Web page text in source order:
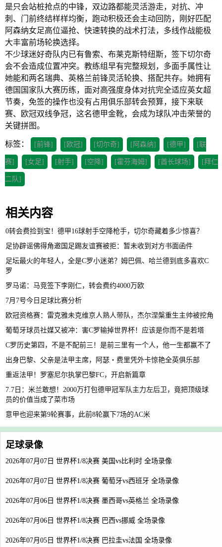
是只会站桩抢点的中锋，双边路都能灵活游走，对抗、冲
刺、门前终结样样均衡，跑动积极还会主动回防，刚好匹配
阿森纳女足高位逼抢、快速转换的战术打法，多线作战能极
大丰富前场轮换选择。
不少球迷好奇队内已有鲁索、布莱克斯特纽斯，签下切尔奇
会不会造成位置冲突。教练组早有完整规划，多面手属性让
她能和两名瑞典、英格兰前锋灵活轮换、搭配共存。她拥有
德国国家队大赛历练，面对高强度身体对抗完全适应英女超
节奏，免签的操作也没有占用俱乐部转会预算，接下来联
赛、欧冠双线争冠，这名德甲金靴，会成为球队冲击荣誉的
关键拼图。
标签： [前锋] [欧冠] [切尔奇] [阿森纳] [德甲] [联
赛] [女足] [射手] [空降] [霍芬海姆] [酋长球场] [拜仁
二队]
相关内容
0转会费捡到宝！德甲16球射手空降枪手，切尔奇藏着多少惊喜？
足协辟谣佛得角邀国足踢友谊赛被拒：暂未收到对方书面函件
足坛最火的年轻人，全是C罗小迷弟？姆巴佩、哈兰德到底多喜欢C
罗
罗马诺：马竞签下李刚仁，转会费约4000万欧
7月7号今日足球比赛分析
欧冠资格赛：雷克雅未克维京人熟人带队，杰尔涅槃重生主帅被挖角
葡萄牙球员社媒又被冲：害C罗输掉世界杯！应该是你而不是若塔
C罗历史第四，不是不配前三！是前三里有一个人，他一生都赢不了
出身巴黎、父亲是法甲主席，阿瑟・费里凭外卡惊艳全英俱乐部
重返法甲！罗塞尼尔执掌巴黎FC，开启新篇章
7.7日：米兰敢想！2000万打包德甲冠军队主力左后卫，竟把顶级球
员的价值当成了菜市场
意甲也迎来第9轮赛事，此前8轮赢下7场的AC米
足球录像
2026年07月07日 世界杯1/8决赛 美国vs比利时 全场录像
2026年07月07日 世界杯1/8决赛 葡萄牙vs西班牙 全场录像
2026年07月06日 世界杯1/8决赛 墨西哥vs英格兰 全场录像
2026年07月06日 世界杯1/8决赛 巴西vs挪威 全场录像
2026年07月05日 世界杯1/8决赛 巴拉圭vs法国 全场录像